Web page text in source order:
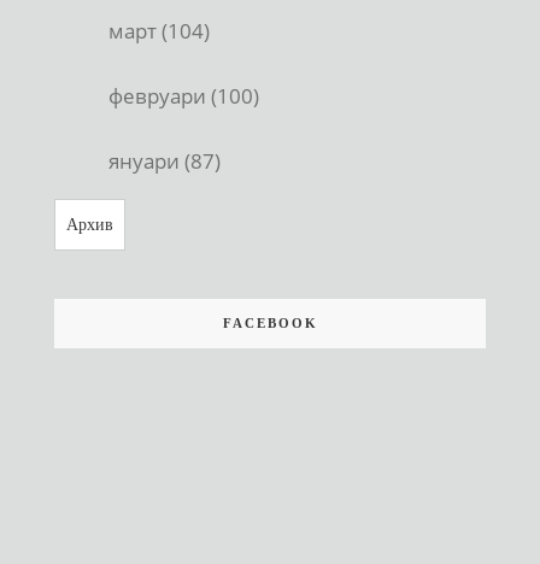
март (104)
февруари (100)
януари (87)
Архив
FACEBOOK